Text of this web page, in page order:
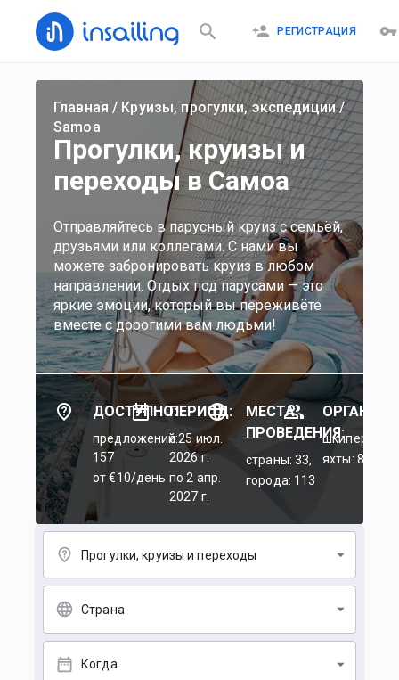
РЕГИСТРАЦИЯ
Главная / Круизы, прогулки, экспедиции/
Samoa
Прогулки, круизы и
переходы в Самоа
Отправляйтесь в парусный круиз с семьёй,
друзьями или коллегами. С нами вы
можете забронировать круиз в любом
направлении. Отдых под парусами — это
яркие эмоции, который вы переживёте
вместе с дорогими вам людьми!
ДОСТУПНО:
предложений:
157
от €10/день
ПЕРИОД:
c 25 июл.
2026 г.
по 2 апр.
2027 г.
МЕСТА
ПРОВЕДЕНИЯ:
страны: 33,
города: 113
шкиперы: 45,
яхты: 84
Прогулки, круизы и переходы
Страна
Когда